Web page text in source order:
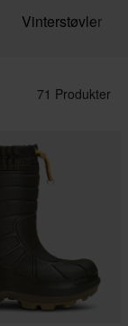
Vinterstøvler
71 Produkter